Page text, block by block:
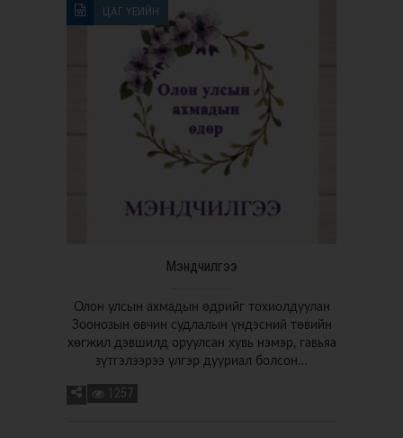
ЦАГ ҮЕИЙН
Мэндчилгээ
Олон улсын ахмадын өдрийг тохиолдуулан
Зоонозын өвчин судлалын үндэсний төвийн
хөгжил дэвшилд оруулсан хувь нэмэр, гавьяа
зүтгэлээрээ үлгэр дууриал болсон…
1257